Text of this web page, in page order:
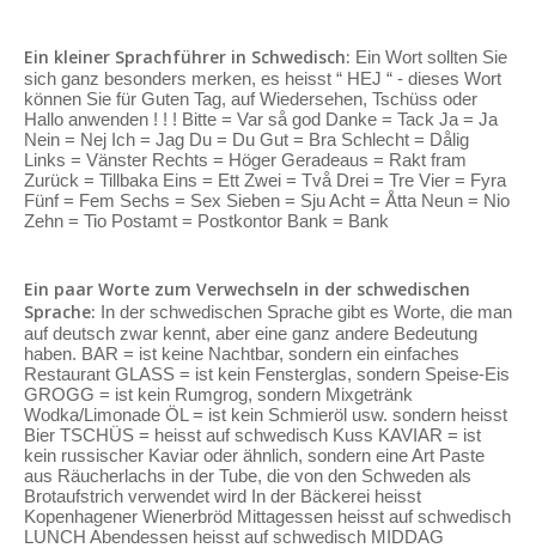
Ein kleiner Sprachführer in Schwedisch: Ein Wort sollten Sie
sich ganz besonders merken, es heisst “ HEJ “ - dieses Wort
können Sie für Guten Tag, auf Wiedersehen, Tschüss oder
Hallo anwenden ! ! ! Bitte = Var så god Danke = Tack Ja = Ja
Nein = Nej Ich = Jag Du = Du Gut = Bra Schlecht = Dålig
Links = Vänster Rechts = Höger Geradeaus = Rakt fram
Zurück = Tillbaka Eins = Ett Zwei = Två Drei = Tre Vier = Fyra
Fünf = Fem Sechs = Sex Sieben = Sju Acht = Åtta Neun = Nio
Zehn = Tio Postamt = Postkontor Bank = Bank
Ein paar Worte zum Verwechseln in der schwedischen
Sprache: In der schwedischen Sprache gibt es Worte, die man
auf deutsch zwar kennt, aber eine ganz andere Bedeutung
haben. BAR = ist keine Nachtbar, sondern ein einfaches
Restaurant GLASS = ist kein Fensterglas, sondern Speise-Eis
GROGG = ist kein Rumgrog, sondern Mixgetränk
Wodka/Limonade ÖL = ist kein Schmieröl usw. sondern heisst
Bier TSCHÜS = heisst auf schwedisch Kuss KAVIAR = ist
kein russischer Kaviar oder ähnlich, sondern eine Art Paste
aus Räucherlachs in der Tube, die von den Schweden als
Brotaufstrich verwendet wird In der Bäckerei heisst
Kopenhagener Wienerbröd Mittagessen heisst auf schwedisch
LUNCH Abendessen heisst auf schwedisch MIDDAG